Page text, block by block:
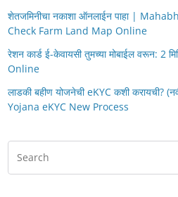
शेतजमिनीचा नकाशा ऑनलाईन पाहा |
Check Farm Land Map Online
रेशन कार्ड ई-केवायसी तुमच्या मोबाईल वरून: 2
Online
लाडकी बहीण योजनेची eKYC कशी करायची?
Yojana eKYC New Process